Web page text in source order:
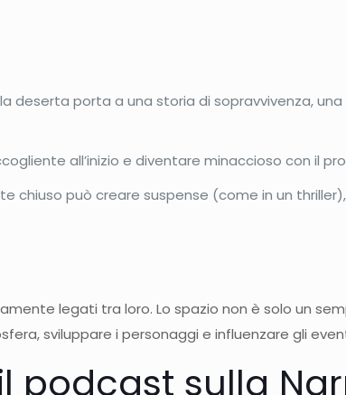
deserta porta a una storia di sopravvivenza,
all’inizio e diventare minaccioso con il
chiuso può creare suspense (come in un
legati tra loro. Lo spazio non è solo un
sviluppare i personaggi e influenzare gli
podcast sulla